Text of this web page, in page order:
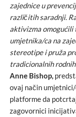
zajednice u
različitih saradnji.
aktivizma
umjetnika/ca na
stereotipe i pruža
tradicionalnih
Anne Bishop,
ovaj način
platforme da
zagovornici